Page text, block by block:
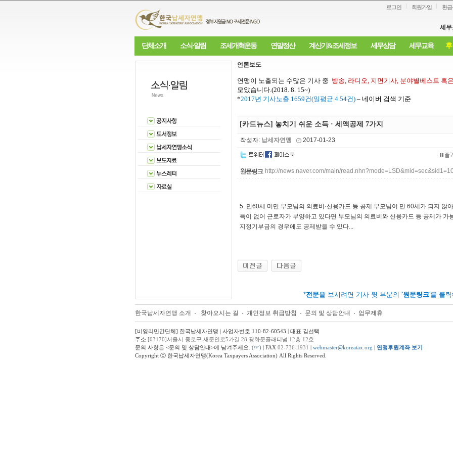
로그인 회원가입 환
세무
단체소개 소식·알림 조세개혁운동 연말정산 계산기&조세정보 세무상담 세무교육
언론보도
연맹이 노출되는 수많은 기사 중 방송, 라디오, 지면기사, 분야별베스트 혹은
모았습니다.(2018. 8. 15~)
*2017년 기사노출 1659건(일평균 4.54건) – 네이버 검색 기준
[카드뉴스] 놓치기 쉬운 소득 · 세액공제 7가지
작성자: 납세자연맹 2017-01-23
http://news.naver.com/main/
5. 만60세 미만 부모님의 의료비·신용카드 등 공제 부모님이 만 60세가 되지 않
득이 없어 근로자가 부양하고 있다면 부모님의 의료비와 신용카드 등 공제가 가
지정기부금의 경우에도 공제받을 수 있다...
*전문을 보시려면 기사 윗 부분의 '원문링크'를 클
한국납세자연맹 소개 찾아오시는 길 개인정보 취급방침 문의 및 상담안내 업무제휴
[비영리민간단체] 한국납세자연맹 | 사업자번호 110-82-60543 | 대표 김선택
주소 [03170]서울시 종로구 새문안로5가길 28 광화문플래티넘 12층 12호
문의 사항은 <문의 및 상담안내>에 남겨주세요. (☞) | FAX 02-736-1931 | webmaster@koreatax.org | 연맹후원계좌 보기
Copyright ⓒ 한국납세자연맹(Korea Taxpayers Association) All Rights Reserved.